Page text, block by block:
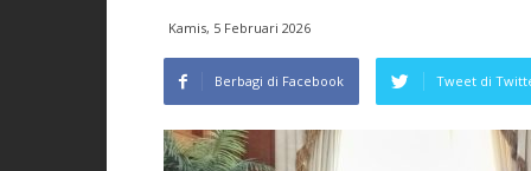
Kamis, 5 Februari 2026
Berbagi di Facebook Tweet di